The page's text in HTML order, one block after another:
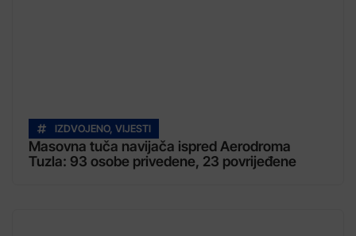
IZDVOJENO, VIJESTI
Masovna tuča navijača ispred Aerodroma
Tuzla: 93 osobe privedene, 23 povrijeđene